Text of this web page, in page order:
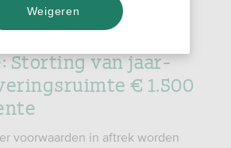
uitgewerkt als volgt:
Storting van jaar-
€ 1.500
voorwaarden in aftrek worden
Weigeren